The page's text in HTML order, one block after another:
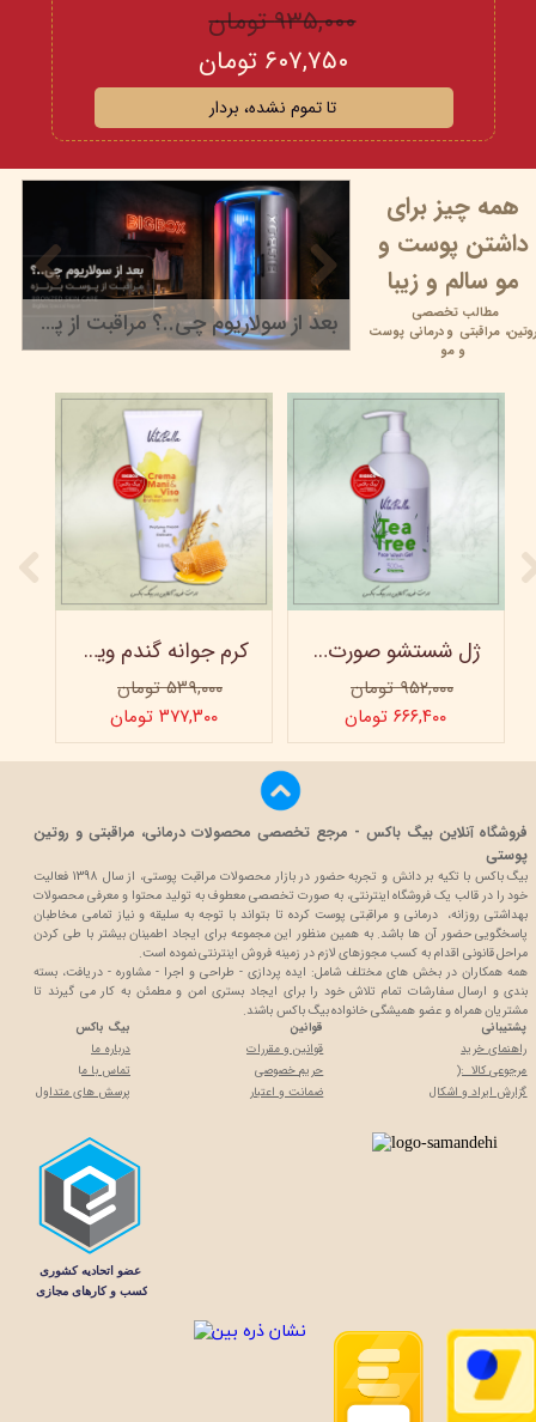
۹۳۵,۰۰۰ تومان
۶۰۷,۷۵۰ تومان
تا تموم نشده، بردار
بعد از سولاریوم چی..؟ مراقبت از پوست برنزه
همه چیز برای
داشتن پوست و
مو سالم و زیبا
مطالب تخصصی
روتین،مراقبتی ودرمانی پوست
و مو
کرم جوانه گندم ویتابلا - تیوپی 60 میلی‌ لیتر
۵۳۹,۰۰۰ تومان
۳۷۷,۳۰۰ تومان
ژل شستشو صورت ویتابلا - 300 میلی لیتر
۹۵۲,۰۰۰ تومان
۶۶۶,۴۰۰ تومان
پشتیبانی
راهنمای خرید
مرجوعی کالا :(
گزارش ایراد و اشکال
قوانین
قوانین و مقررات
حریم خصوصی
ضمانت و اعتبار
بیگ باکس
درباره ما
تماس با ما
پرسش های متداول
فروشگاه آنلاین بیگ باکس - مرجع تخصصی محصولات درمانی، مراقبتی و روتین
پوستی
بیگ باکس با تکیه بر دانش و تجربه حضور در بازار محصولات مراقبت پوستی، از سال 1398 فعالیت
خود را در قالب یک فروشگاه اینترنتی، به صورت تخصصی معطوف به تولید محتوا و معرفی محصولات
بهداشتی روزانه، درمانی و مراقبتی پوست کرده تا بتواند با توجه به سلیقه و نیاز تمامی مخاطبان
پاسخگویی حضور آن ها باشد. به همین منظور این مجموعه برای ایجاد اطمینان بیشتر با طی کردن
مراحل قانونی اقدام به کسب مجوزهای لازم در زمینه فروش اینترنتی نموده است.
همه همکاران در بخش های مختلف شامل: ایده پردازی - طراحی و اجرا - مشاوره - دریافت، بسته
بندی و ارسال سفارشات تمام تلاش خود را برای ایجاد بستری امن و مطمئن به کار می گیرند تا
مشتریان همراه و عضو همیشگی خانواده بیگ باکس باشند.